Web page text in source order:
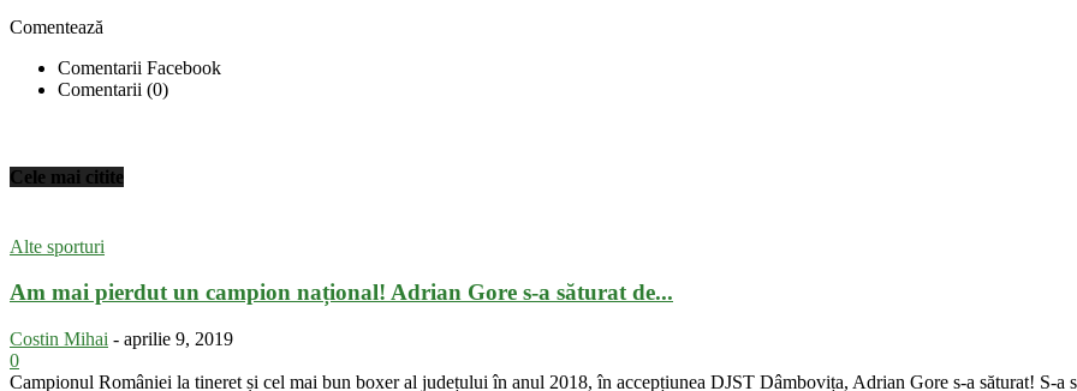
Comentează
Comentarii Facebook
Comentarii (0)
Cele mai citite
Alte sporturi
Am mai pierdut un campion național! Adrian Gore s-a săturat de...
Costin Mihai - aprilie 9, 2019
0
Campionul României la tineret și cel mai bun boxer al județului în anul 2018, în accepțiunea DJST Dâmbovița, Adrian Gore s-a săturat! S-a